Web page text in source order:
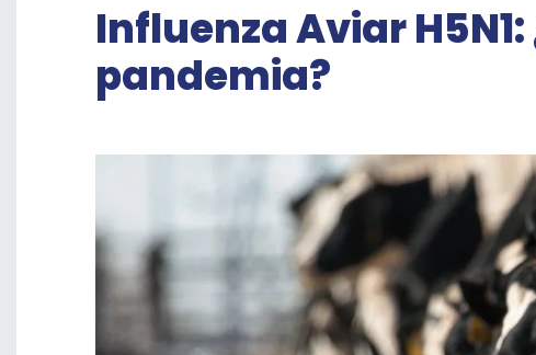
Influenza Aviar
pandemia?